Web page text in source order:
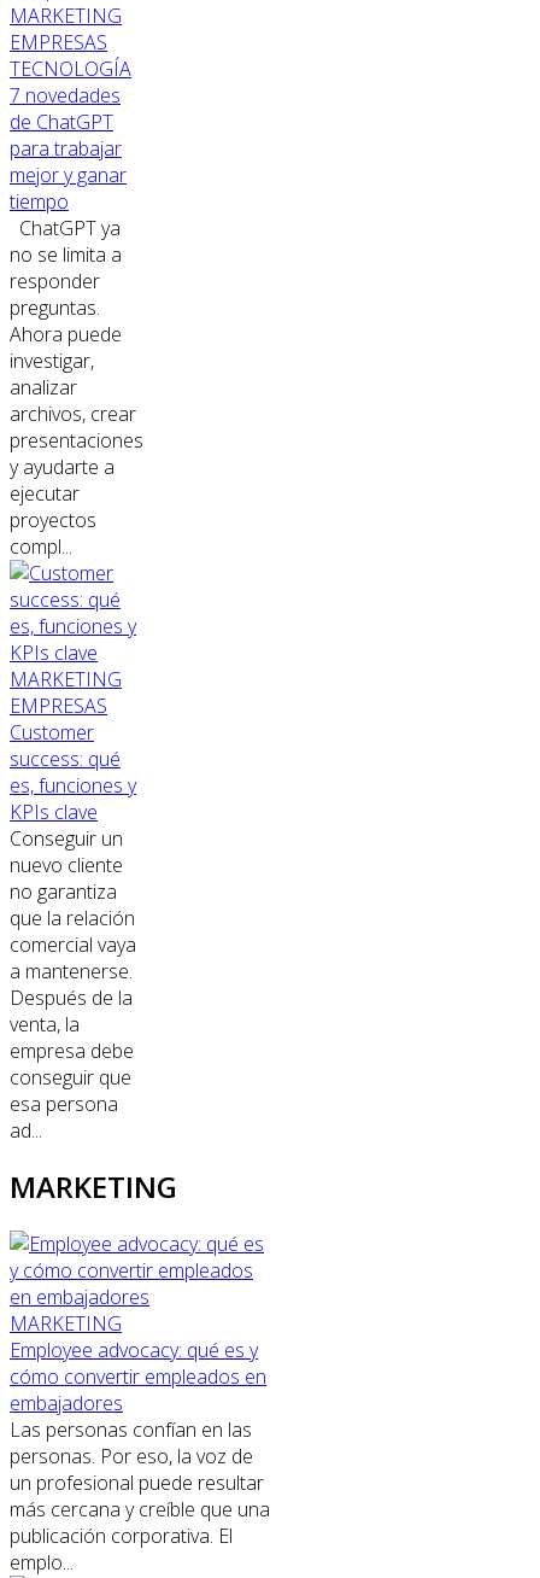
MARKETING
EMPRESAS
TECNOLOGÍA
7 novedades
de ChatGPT
para trabajar
mejor y ganar
tiempo
ChatGPT ya
no se limita a
responder
preguntas.
Ahora puede
investigar,
analizar
archivos, crear
presentaciones
y ayudarte a
ejecutar
proyectos
compl...
MARKETING
EMPRESAS
Customer
success: qué
es, funciones y
KPIs clave
Conseguir un
nuevo cliente
no garantiza
que la relación
comercial vaya
a mantenerse.
Después de la
venta, la
empresa debe
conseguir que
esa persona
ad...
MARKETING
MARKETING
Employee advocacy: qué es y
cómo convertir empleados en
embajadores
Las personas confían en las
personas. Por eso, la voz de
un profesional puede resultar
más cercana y creíble que una
publicación corporativa. El
emplo...